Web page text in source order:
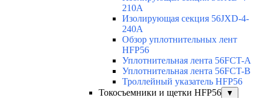
210A
Изолирующая секция 56JXD-4-
240A
Обзор уплотнительных лент
HFP56
Уплотнительная лента 56FCT-A
Уплотнительная лента 56FCT-B
Троллейный указатель HFP56
Токосъемники и щетки HFP56
▼